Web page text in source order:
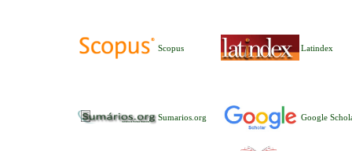
Scopus Latindex
Sumarios.org Google